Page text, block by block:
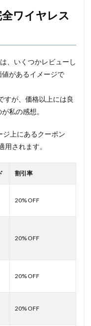
ワイヤレス
、いくつかレビューし
があるイメージで
すが、価格以上には良
私の感想。
ジ上にあるクーポン
用されます。
割引率
20% OFF
20% OFF
20% OFF
20% OFF